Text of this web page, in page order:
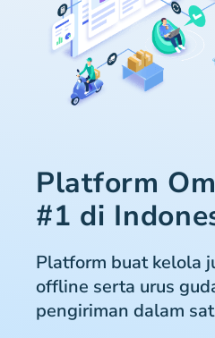
Platform
#1 di
Platform buat kelola
offline serta urus
pengiriman dalam